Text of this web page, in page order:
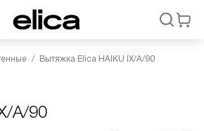
Вытяжка Elica HAIKU IX/A/90
A/90